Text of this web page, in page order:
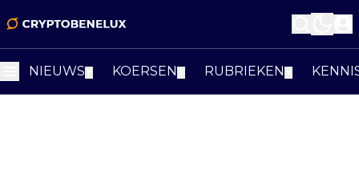
NIEUWS KOERSEN RUBRIEKEN